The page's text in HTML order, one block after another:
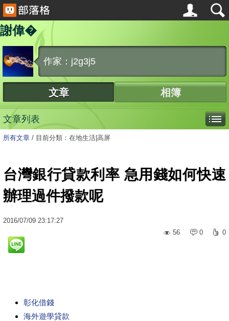
謝偉�
作家：j2g3j5
文章 相簿
文章列表
所有文章 / 目前分類：在地生活|高屏
台灣銀行貸款利率 急用錢如何快速
辦理過件撥款呢
2016/07/09 23:17:27
56
0 0
彰化借錢
海外遊學貸款